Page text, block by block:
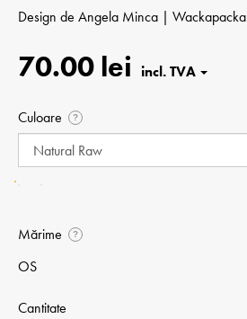
Design de Angela Minca | Wackapacka
70.00 lei
Culoare ?
Mărime ?
OS
Cantitate